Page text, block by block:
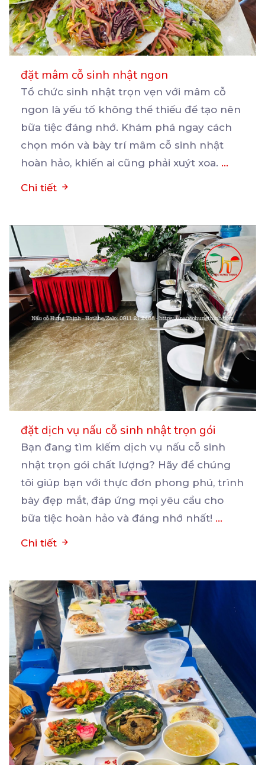
đặt mâm cỗ sinh nhật ngon
Tổ chức sinh nhật trọn vẹn với mâm cỗ
ngon là yếu tố không thể thiếu để tạo nên
bữa tiệc đáng nhớ. Khám phá ngay cách
chọn món và bày trí mâm cỗ sinh nhật
hoàn hảo, khiến ai cũng phải xuýt xoa. ...
Chi tiết
đặt dịch vụ nấu cỗ sinh nhật trọn gói
Bạn đang tìm kiếm dịch vụ nấu cỗ sinh
nhật trọn gói chất lượng? Hãy để chúng
tôi giúp bạn với thực đơn phong phú, trình
bày đẹp mắt, đáp ứng mọi yêu cầu cho
bữa tiệc hoàn hảo và đáng nhớ nhất! ...
Chi tiết